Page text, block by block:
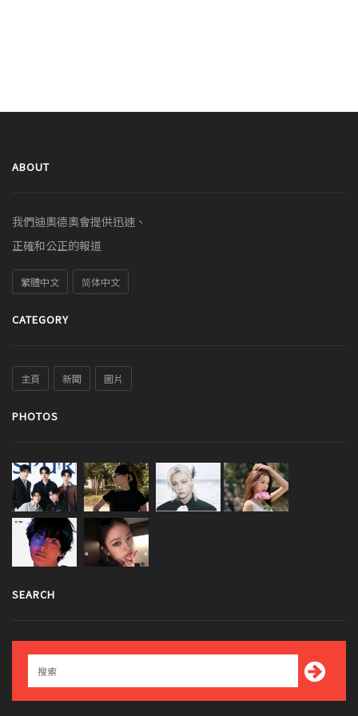
ABOUT
我們迪奧德奧會提供迅速、
正確和公正的報道
繁體中文 简体中文
CATEGORY
主頁 新聞 圖片
PHOTOS
SEARCH